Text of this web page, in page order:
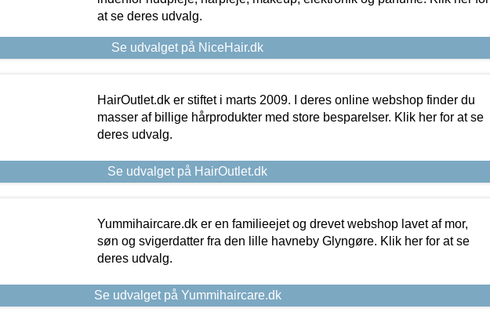
at se deres udvalg.
Se udvalget på NiceHair.dk
HairOutlet.dk er stiftet i marts 2009. I deres online webshop finder du
masser af billige hårprodukter med store besparelser. Klik her for at se
deres udvalg.
Se udvalget på HairOutlet.dk
Yummihaircare.dk er en familieejet og drevet webshop lavet af mor,
søn og svigerdatter fra den lille havneby Glyngøre. Klik her for at se
deres udvalg.
Se udvalget på Yummihaircare.dk